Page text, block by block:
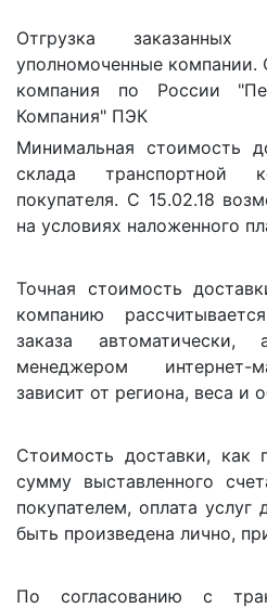
Отгрузка
уполномоченные компании.
компания по России
Компания" ПЭК
Минимальная стоимость
склада транспортной
покупателя. С 15.02.18
на условиях наложенного
Точная стоимость
компанию
заказа автоматически,
менеджером интернет-
зависит от региона, веса и
Стоимость доставки, как
сумму выставленного
покупателем, оплата
быть произведена лично,
По согласованию с